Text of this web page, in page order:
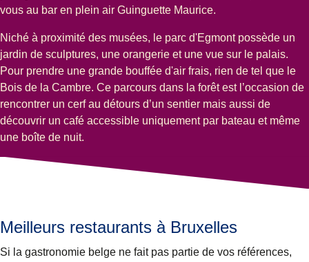
vous au bar en plein air Guinguette Maurice.
Niché à proximité des musées, le parc d'Egmontpossède un
jardin de sculptures, une orangerie et une vue sur le palais.
Pour prendre une grande bouffée d'air frais, rien de tel que le
Bois de la Cambre. Ce parcours dans la forêt est l’occasion de
rencontrer un cerf au détours d’un sentier mais aussi de
découvrir un café accessible uniquement par bateau et même
une boîte de nuit.
Meilleurs restaurants à Bruxelles
Si la gastronomie belge ne fait pas partie de vos références,